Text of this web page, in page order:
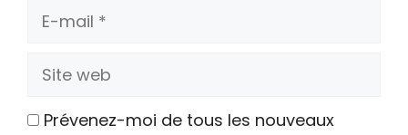
E-
Site
Prévenez-moi de tous les nouveaux